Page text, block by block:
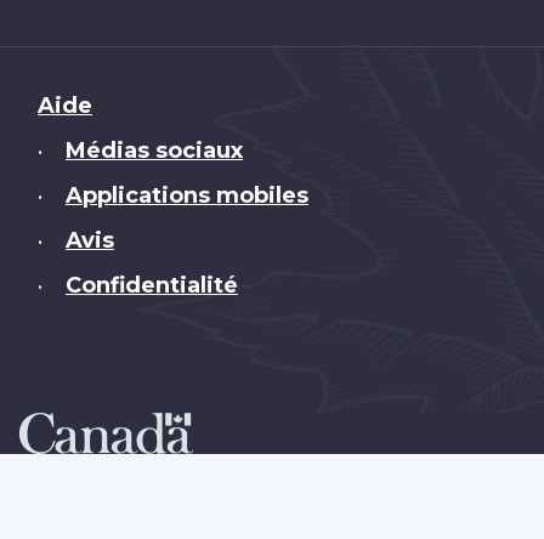
Brand
Aide
• Médias sociaux
• Applications mobiles
• Avis
• Confidentialité